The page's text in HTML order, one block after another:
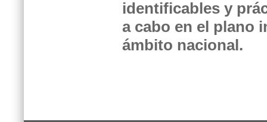
identificables y
a cabo en el plano
ámbito nacional.